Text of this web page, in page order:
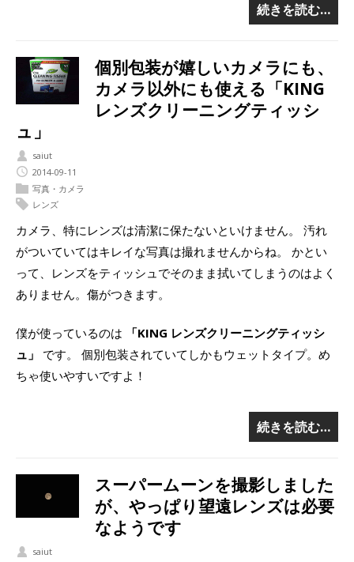
続きを読む…
個別包装が嬉しいカメラにも、
カメラ以外にも使える「KING
レンズクリーニングティッシ
ュ」
saiut
2014-09-11
写真・カメラ
レンズ
カメラ、特にレンズは清潔に保たないといけません。 汚れ
がついていてはキレイな写真は撮れませんからね。 かとい
って、レンズをティッシュでそのまま拭いてしまうのはよく
ありません。傷がつきます。
僕が使っているのは
「KING レンズクリーニングティッシ
ュ」
です。 個別包装されていてしかもウェットタイプ。め
ちゃ使いやすいですよ！
続きを読む…
スーパームーンを撮影しました
が、やっぱり望遠レンズは必要
なようです
saiut